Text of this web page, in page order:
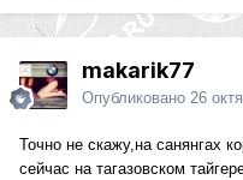
makarik77
Опубликовано 26
Точно не скажу,на санянгах
сейчас на тагазовском